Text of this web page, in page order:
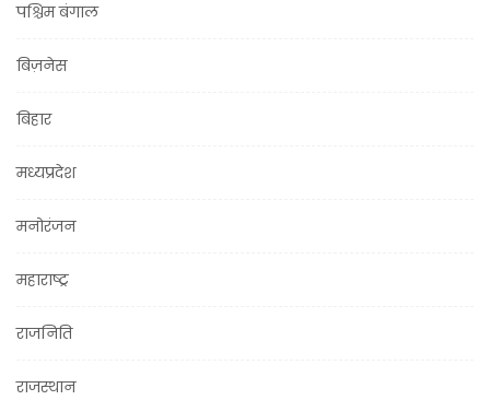
पश्चिम बंगाल
बिज़नेस
बिहार
मध्यप्रदेश
मनोरंजन
महाराष्ट्र
राजनिति
राजस्थान